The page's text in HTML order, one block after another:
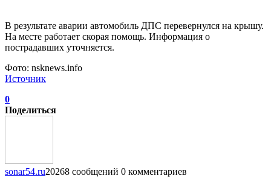
В результате аварии автомобиль ДПС перевернулся на крышу.
На месте работает скорая помощь. Информация о
пострадавших уточняется.
Фото: nsknews.info
Источник
0
Поделиться
sonar54.ru20268 сообщений 0 комментариев